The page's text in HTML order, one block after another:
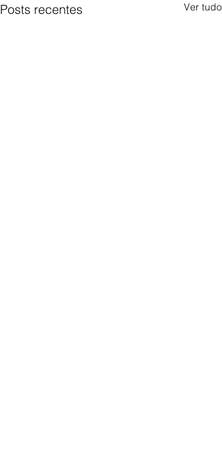
Posts recentes Ver tudo